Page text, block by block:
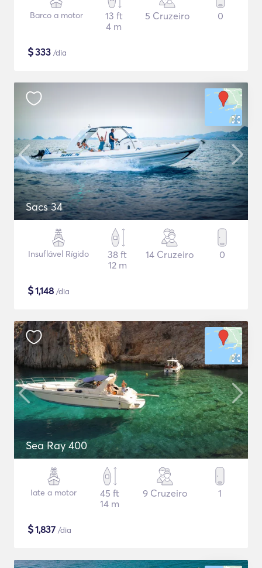
Barco a motor
13 ft
4 m
5 Cruzeiro 0
$333 /dia
Sacs 34
Insuflável Rígido
38 ft
12 m
14 Cruzeiro 0
$1,148 /dia
Sea Ray 400
Iate a motor
45 ft
14 m
9 Cruzeiro 1
$1,837 /dia